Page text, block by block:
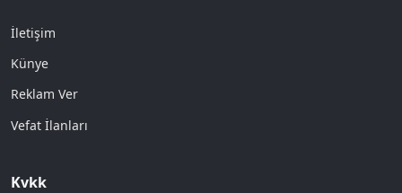
İletişim
Künye
Reklam Ver
Vefat İlanları
Kvkk